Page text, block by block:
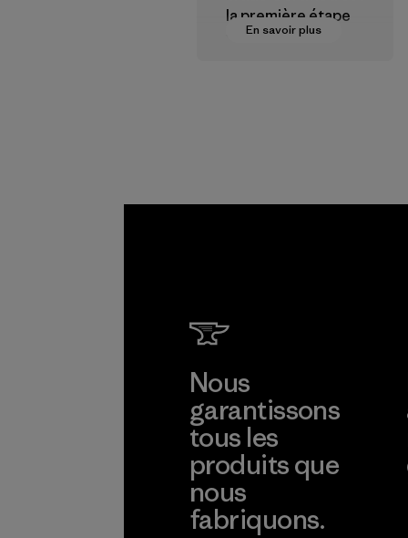
En savoir plus
la première étape
vers des
Nous
garantissons
tous les
produits que
nous
fabriquons.